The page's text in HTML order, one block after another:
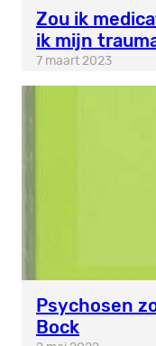
Zou ik
ik mijn
7 maart 2023
Psychosen
Bock